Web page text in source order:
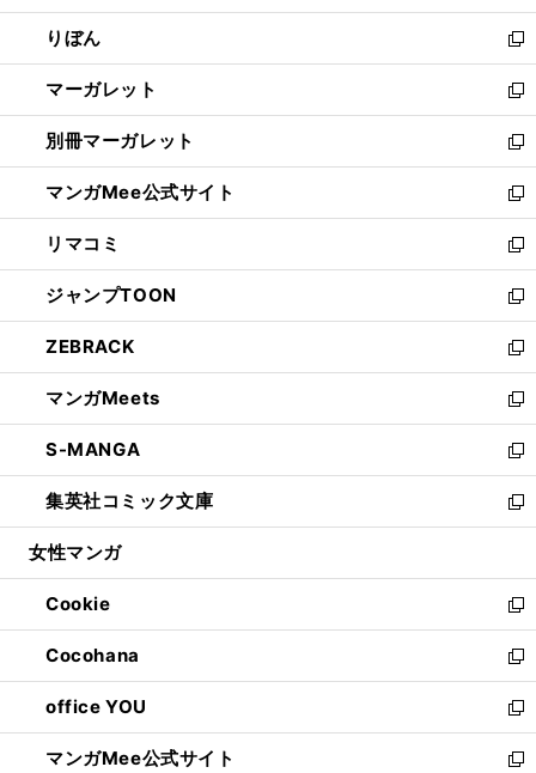
開
く
ウ
で
開
く
ン
ド
ウ
で
開
く
ウ
ィ
ン
ド
ウ
で
開
く
りぼん
新
し
い
ウ
ィ
ン
ド
ウ
で
開
く
マーガレット
新
し
い
ウ
ィ
ン
ド
ウ
で
開
く
別冊マーガレット
新
し
い
ウ
ィ
ン
ド
ウ
で
開
く
マンガMee公式サイト
新
し
い
ウ
ィ
ン
ド
ウ
で
開
く
リマコミ
新
し
い
ウ
ィ
ン
ド
ウ
で
開
く
ジャンプTOON
新
し
い
ウ
ィ
ン
ド
ウ
で
開
ZEBRACK
新
し
い
ウ
ィ
ン
ド
ウ
開
く
マンガMeets
新
し
い
ウ
ィ
ン
ウ
で
開
く
S-MANGA
新
し
い
ウ
ン
ド
ウ
で
開
く
集英社コミック文庫
新
し
ウ
ィ
ン
ド
ウ
で
開
く
女性マンガ
Cookie
新
し
い
ウ
ィ
ン
ド
Cocohana
新
し
い
ウ
ィ
office YOU
新
し
い
マンガMee公式サイト 新